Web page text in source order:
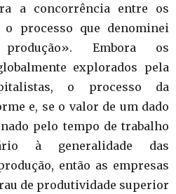
a concorrência entre os
o processo que denominei
Embora os
explorados pela
o processo da
e, se o valor de um dado
pelo tempo de trabalho
à generalidade das
então as empresas
de produtividade superior